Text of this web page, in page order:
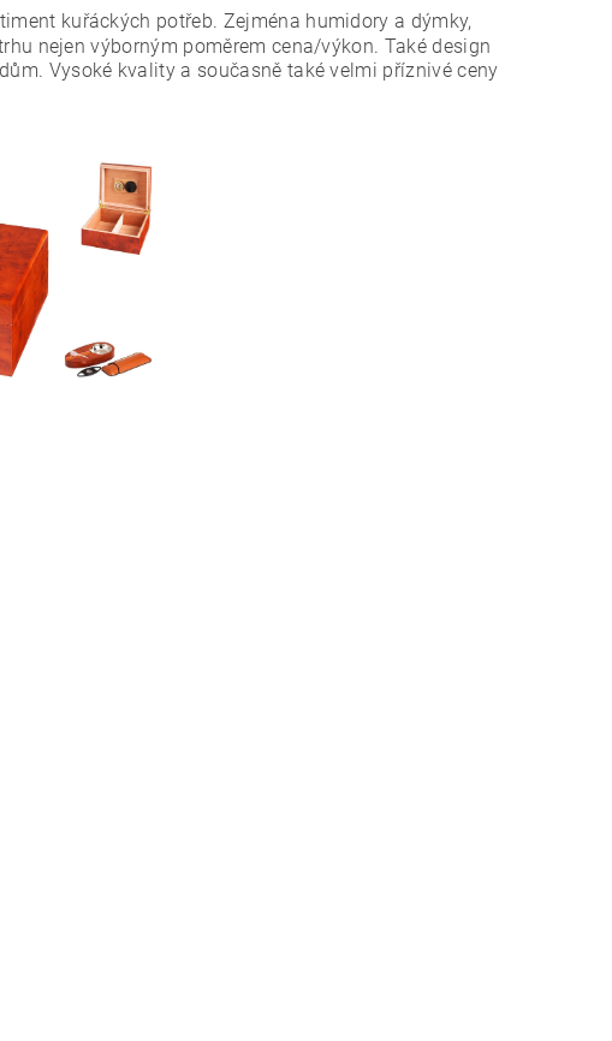
kuřáckých potřeb. Zejména humidory a dýmky,
nejen výborným poměrem cena/výkon. Také design
Vysoké kvality a současně také velmi příznivé ceny